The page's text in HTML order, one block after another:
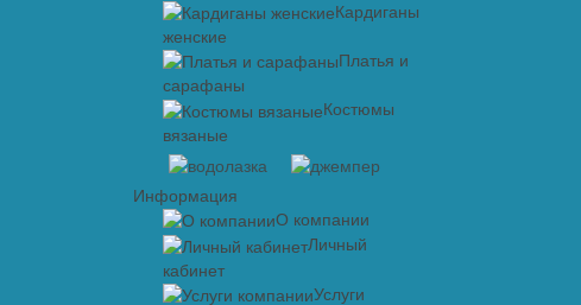
Кардиганы
женские
Платья и
сарафаны
Костюмы
вязаные
Информация
О компании
Личный
кабинет
Услуги